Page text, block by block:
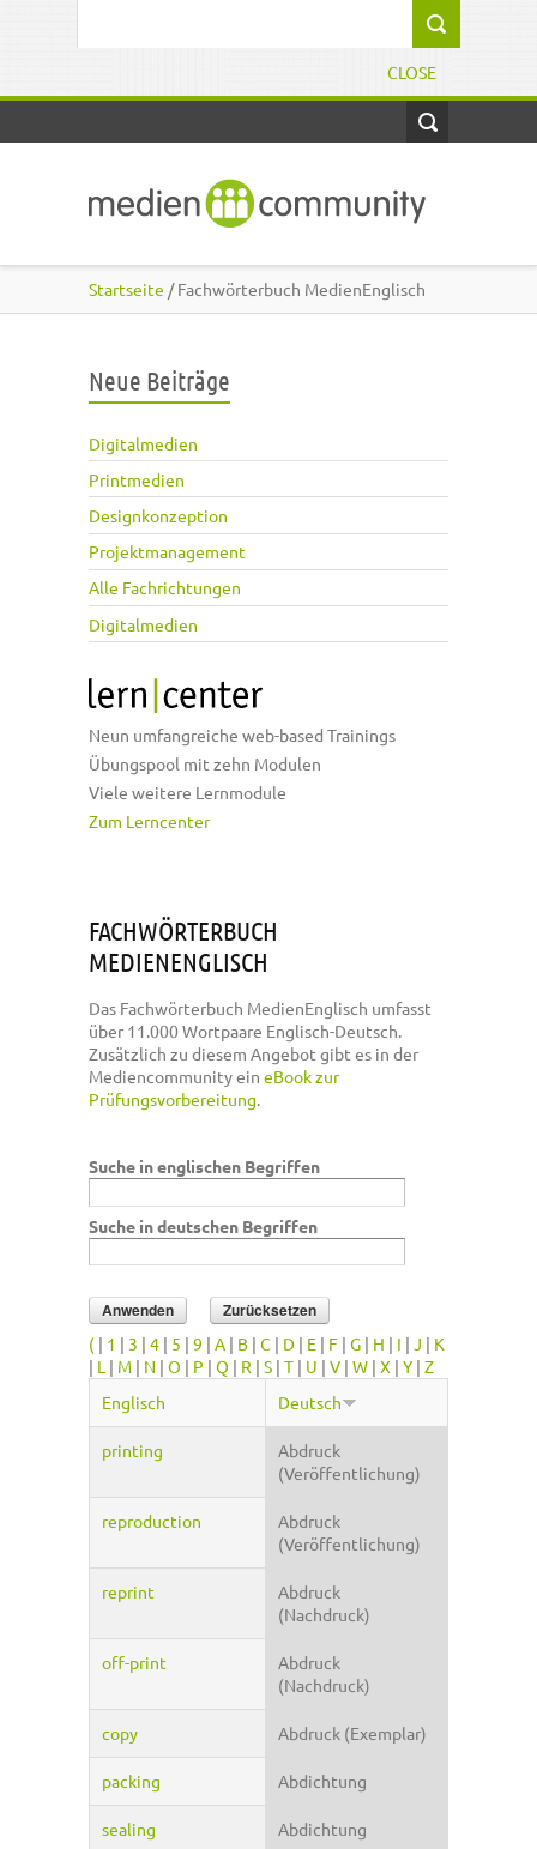
CLOSE
Startseite / Fachwörterbuch MedienEnglisch
Neue Beiträge
Digitalmedien
Printmedien
Designkonzeption
Projektmanagement
Alle Fachrichtungen
Digitalmedien
Neun umfangreiche web-based Trainings
Übungspool mit zehn Modulen
Viele weitere Lernmodule
Zum Lerncenter
FACHWÖRTERBUCH
MEDIENENGLISCH
Das Fachwörterbuch MedienEnglisch umfasst
über 11.000 Wortpaare Englisch-Deutsch.
Zusätzlich zu diesem Angebot gibt es in der
Mediencommunity ein eBook zur
Prüfungsvorbereitung.
Suche in englischen Begriffen
Suche in deutschen Begriffen
( | 1 | 3 | 4 | 5 | 9 | A | B | C | D | E | F | G | H | I | J | K
| L | M | N | O | P | Q | R | S | T | U | V | W | X | Y | Z
Englisch
Deutsch
printing
Abdruck
(Veröffentlichung)
reproduction
Abdruck
(Veröffentlichung)
reprint
Abdruck
(Nachdruck)
off-print
Abdruck
(Nachdruck)
copy Abdruck (Exemplar)
packing Abdichtung
sealing Abdichtung